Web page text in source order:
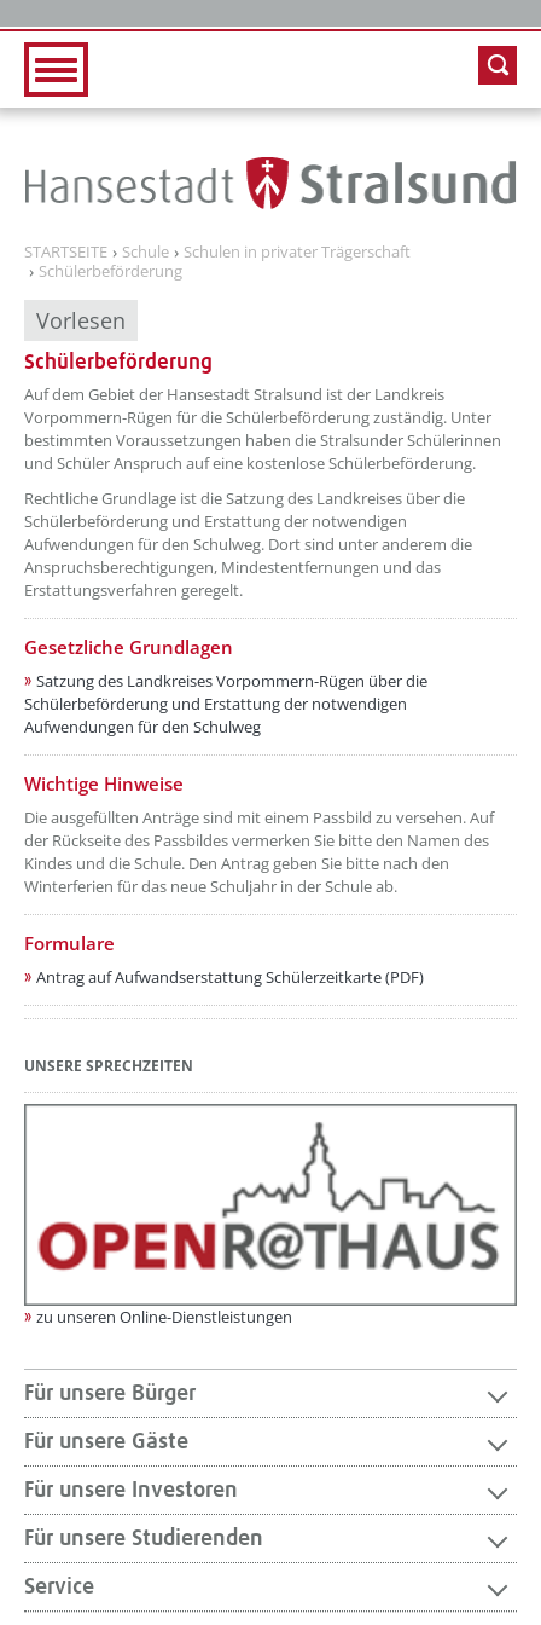
STARTSEITE Schule
Schulen in privater Trägerschaft
Schülerbeförderung
Vorlesen
Schülerbeförderung
??? absaetzeOben[1]/titel ???
Auf dem Gebiet der Hansestadt Stralsund ist der Landkreis
Vorpommern-Rügen für die Schülerbeförderung zuständig. Unter
bestimmten Voraussetzungen haben die Stralsunder Schülerinnen
und Schüler Anspruch auf eine kostenlose Schülerbeförderung.
Rechtliche Grundlage ist die Satzung des Landkreises über die
Schülerbeförderung und Erstattung der notwendigen
Aufwendungen für den Schulweg. Dort sind unter anderem die
Anspruchsberechtigungen, Mindestentfernungen und das
Erstattungsverfahren geregelt.
??? absaetzeOben[2]/titel ???
Gesetzliche Grundlagen
Satzung des Landkreises Vorpommern-Rügen über die
Schülerbeförderung und Erstattung der notwendigen
Aufwendungen für den Schulweg
??? absaetzeOben[3]/titel ???
Wichtige Hinweise
Die ausgefüllten Anträge sind mit einem Passbild zu versehen. Auf
der Rückseite des Passbildes vermerken Sie bitte den Namen des
Kindes und die Schule. Den Antrag geben Sie bitte nach den
Winterferien für das neue Schuljahr in der Schule ab.
??? absaetzeOben[4]/titel ???
Formulare
Antrag auf Aufwandserstattung Schülerzeitkarte (PDF)
UNSERE SPRECHZEITEN
zu unseren Online-Dienstleistungen
Für unsere Bürger
Für unsere Gäste
Für unsere Investoren
Für unsere Studierenden
Service